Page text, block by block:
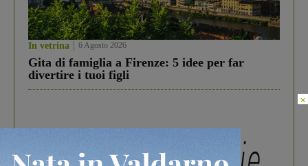
In vetrina 6 Agosto 2026
Gita di famiglia a Firenze: 5 idee per far
divertire i tuoi figli
×